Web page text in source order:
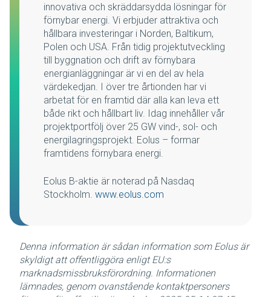
innovativa och skräddarsydda lösningar för
förnybar energi. Vi erbjuder attraktiva och
hållbara investeringar i Norden, Baltikum,
Polen och USA. Från tidig projektutveckling
till byggnation och drift av förnybara
energianläggningar är vi en del av hela
värdekedjan. I över tre årtionden har vi
arbetat för en framtid där alla kan leva ett
både rikt och hållbart liv. Idag innehåller vår
projektportfölj över 25 GW vind-, sol- och
energilagringsprojekt. Eolus – formar
framtidens förnybara energi.
Eolus B-aktie är noterad på Nasdaq
Stockholm. www.eolus.com
Denna information är sådan information som Eolus är
skyldigt att offentliggöra enligt EU:s
marknadsmissbruksförordning. Informationen
lämnades, genom ovanstående kontaktpersoners